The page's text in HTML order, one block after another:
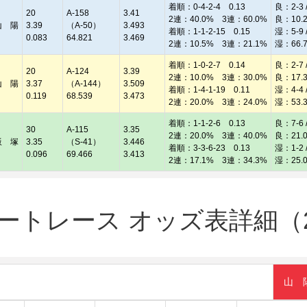
陽
20
3.39
0.083
A-158
（A-50）
64.821
3.41
3.493
3.469
着順：0-4-2-4 0.13
2連：40.0% 3連：60.0%
着順：1-1-2-15 0.15
2連：10.5% 3連：21.1%
良：2-3
良：
湿：5-9
湿：
陽
20
3.37
0.119
A-124
（A-144）
68.539
3.39
3.509
3.473
着順：1-0-2-7 0.14
2連：10.0% 3連：30.0%
着順：1-4-1-19 0.11
2連：20.0% 3連：24.0%
良：2-7
良：
湿：4-4
湿：
塚
30
3.35
0.096
A-115
（S-41）
69.466
3.35
3.446
3.413
着順：1-1-2-6 0.13
2連：20.0% 3連：40.0%
着順：3-3-6-23 0.13
2連：17.1% 3連：34.3%
良：7-6
良：
湿：1-2
湿：
トレース オッズ表詳細
山